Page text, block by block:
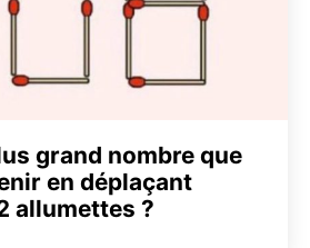
grand nombre que
en déplaçant
allumettes ?